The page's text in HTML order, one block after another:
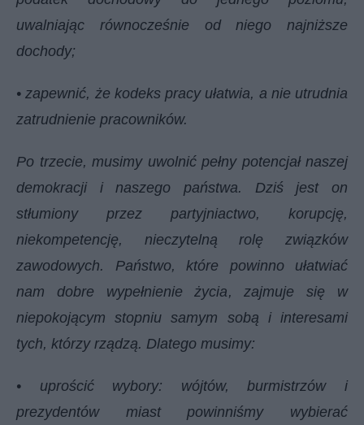
uwalniając równocześnie od niego najniższe
dochody;
• zapewnić, że kodeks pracy ułatwia, a nie utrudnia
zatrudnienie pracowników.
Po trzecie, musimy uwolnić pełny potencjał naszej
demokracji i naszego państwa. Dziś jest on
stłumiony przez partyjniactwo, korupcję,
niekompetencję, nieczytelną rolę związków
zawodowych. Państwo, które powinno ułatwiać
nam dobre wypełnienie życia, zajmuje się w
niepokojącym stopniu samym sobą i interesami
tych, którzy rządzą. Dlatego musimy:
• uprościć wybory: wójtów, burmistrzów i
prezydentów miast powinniśmy wybierać